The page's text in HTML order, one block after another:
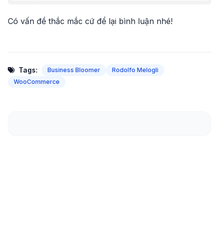
Có vấn đề thắc mắc cứ để lại bình luận nhé!
Tags: Business Bloomer
Rodolfo Melogli
WooCommerce